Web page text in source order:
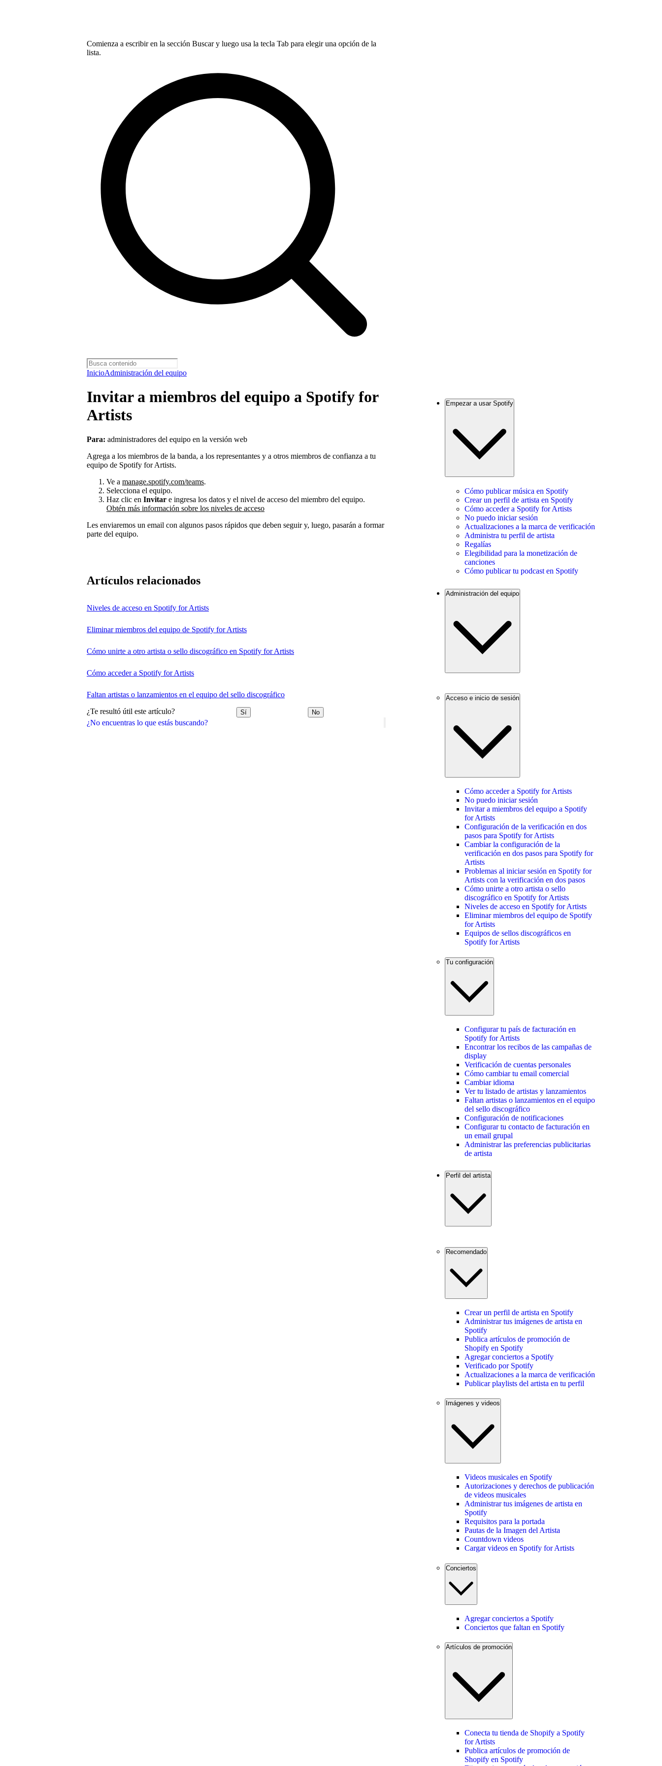
Comienza a escribir en la sección Buscar y luego usa la tecla Tab para elegir una opción de la
lista.
InicioAdministración del equipo
¿No encuentras lo que estás buscando?
Invitar a miembros del equipo a Spotify for
Artists
Para: administradores del equipo en la versión web
Agrega a los miembros de la banda, a los representantes y a otros miembros de confianza a tu
equipo de Spotify for Artists.
Ve a manage.spotify.com/teams.
Selecciona el equipo.
Haz clic en Invitar e ingresa los datos y el nivel de acceso del miembro del equipo.
Obtén más información sobre los niveles de acceso
Les enviaremos un email con algunos pasos rápidos que deben seguir y, luego, pasarán a formar
parte del equipo.
Artículos relacionados
Niveles de acceso en Spotify for Artists
Eliminar miembros del equipo de Spotify for Artists
Cómo unirte a otro artista o sello discográfico en Spotify for Artists
Cómo acceder a Spotify for Artists
Faltan artistas o lanzamientos en el equipo del sello discográfico
¿Te resultó útil este artículo? Sí No
Empezar a usar Spotify
Cómo publicar música en Spotify
Crear un perfil de artista en Spotify
Cómo acceder a Spotify for Artists
No puedo iniciar sesión
Actualizaciones a la marca de verificación
Administra tu perfil de artista
Regalías
Elegibilidad para la monetización de
canciones
Cómo publicar tu podcast en Spotify
Administración del equipo
Acceso e inicio de sesión
Cómo acceder a Spotify for Artists
No puedo iniciar sesión
Invitar a miembros del equipo a Spotify
for Artists
Configuración de la verificación en dos
pasos para Spotify for Artists
Cambiar la configuración de la
verificación en dos pasos para Spotify for
Artists
Problemas al iniciar sesión en Spotify for
Artists con la verificación en dos pasos
Cómo unirte a otro artista o sello
discográfico en Spotify for Artists
Niveles de acceso en Spotify for Artists
Eliminar miembros del equipo de Spotify
for Artists
Equipos de sellos discográficos en
Spotify for Artists
Tu configuración
Configurar tu país de facturación en
Spotify for Artists
Encontrar los recibos de las campañas de
display
Verificación de cuentas personales
Cómo cambiar tu email comercial
Cambiar idioma
Ver tu listado de artistas y lanzamientos
Faltan artistas o lanzamientos en el equipo
del sello discográfico
Configuración de notificaciones
Configurar tu contacto de facturación en
un email grupal
Administrar las preferencias publicitarias
de artista
Perfil del artista
Recomendado
Crear un perfil de artista en Spotify
Administrar tus imágenes de artista en
Spotify
Publica artículos de promoción de
Shopify en Spotify
Agregar conciertos a Spotify
Verificado por Spotify
Actualizaciones a la marca de verificación
Publicar playlists del artista en tu perfil
Imágenes y videos
Videos musicales en Spotify
Autorizaciones y derechos de publicación
de videos musicales
Administrar tus imágenes de artista en
Spotify
Requisitos para la portada
Pautas de la Imagen del Artista
Countdown videos
Cargar videos en Spotify for Artists
Conciertos
Agregar conciertos a Spotify
Conciertos que faltan en Spotify
Artículos de promoción
Conecta tu tienda de Shopify a Spotify
for Artists
Publica artículos de promoción de
Shopify en Spotify